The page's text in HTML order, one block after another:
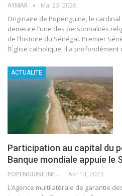
AYMAR Mai 23, 2026
Originaire de Popenguine, le
demeure l’une des personnalités
de l’histoire du Sénégal. Premier
l’Église catholique, il a
ACTUALITE
Participation au capital du
Banque mondiale appuie le
POPENGUINE INFO Avr 14, 2023
L’Agence multilatérale de garantie